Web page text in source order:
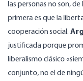
las personas no son,
primera es que la
cooperación social.
justificada porque
liberalismo clásico
conjunto, no el de